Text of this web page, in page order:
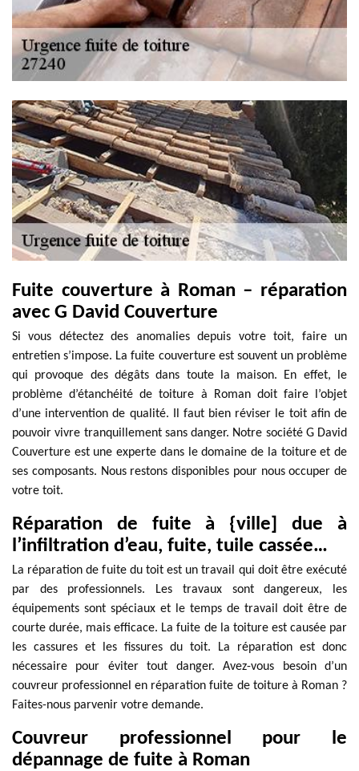
Fuite couverture à Roman – réparation
avec G David Couverture
Si vous détectez des anomalies depuis votre toit, faire un
entretien s’impose. La fuite couverture est souvent un problème
qui provoque des dégâts dans toute la maison. En effet, le
problème d’étanchéité de toiture à Roman doit faire l’objet
d’une intervention de qualité. Il faut bien réviser le toit afin de
pouvoir vivre tranquillement sans danger. Notre société G David
Couverture est une experte dans le domaine de la toiture et de
ses composants. Nous restons disponibles pour nous occuper de
votre toit.
Réparation de fuite à {ville] due à
l’infiltration d’eau, fuite, tuile cassée…
La réparation de fuite du toit est un travail qui doit être exécuté
par des professionnels. Les travaux sont dangereux, les
équipements sont spéciaux et le temps de travail doit être de
courte durée, mais efficace. La fuite de la toiture est causée par
les cassures et les fissures du toit. La réparation est donc
nécessaire pour éviter tout danger. Avez-vous besoin d’un
couvreur professionnel en réparation fuite de toiture à Roman ?
Faites-nous parvenir votre demande.
Couvreur professionnel pour le
dépannage de fuite à Roman